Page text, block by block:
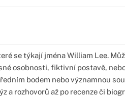
se týkají jména William Lee.
osobnosti, fiktivní postavě,
bodem nebo významnou
a rozhovorů až po recenze či